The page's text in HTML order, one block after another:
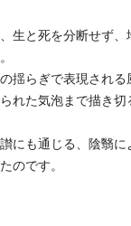
生と死を分断せず
揺らぎで表現され
れた気泡まで描き切
にも通じる、陰翳
のです。